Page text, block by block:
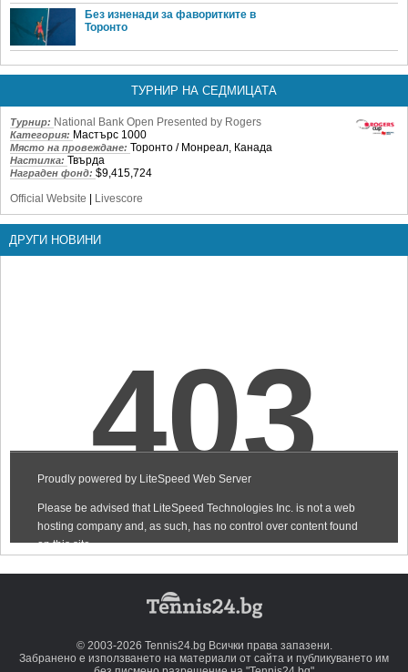
Без изненади за фаворитките в
Торонто
ТУРНИР НА СЕДМИЦАТА
Турнир: National Bank Open Presented by Rogers
Категория: Мастърс 1000
Място на провеждане: Торонто / Монреал, Канада
Настилка: Твърда
Награден фонд: $9,415,724
Official Website | Livescore
ДРУГИ НОВИНИ
© 2003-2026 Tennis24.bg Всички права запазени.
Забранено е използването на материали от сайта и публикуването им